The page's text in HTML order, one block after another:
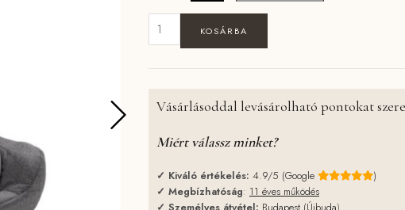
KOSÁRBA
Vásárlásoddal levásárolható pontokat
Miért válassz minket?
✓ Kiváló értékelés: 4.9/5 (Google
)
✓ Megbízhatóság: 11 éves működés